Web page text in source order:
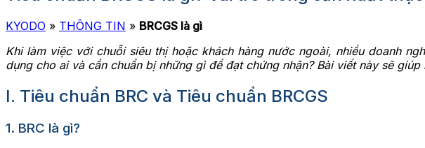
KYODO » THÔNG TIN » BRCGS là gì
Khi làm việc với chuỗi siêu thị hoặc khách hàng nước ngoài, nhiều doanh
dụng cho ai và cần chuẩn bị những gì để đạt chứng nhận? Bài viết này sẽ
I. Tiêu chuẩn BRC và Tiêu chuẩn BRCGS
1. BRC là gì?